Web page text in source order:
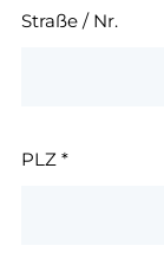
Straße / Nr.
PLZ *